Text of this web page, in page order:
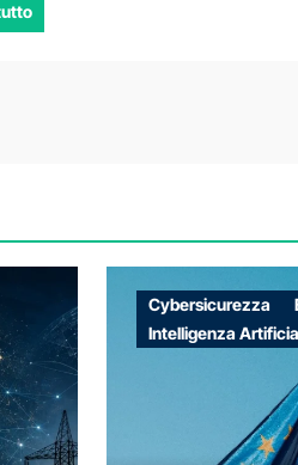
Cybersicurezza
Intelligenza